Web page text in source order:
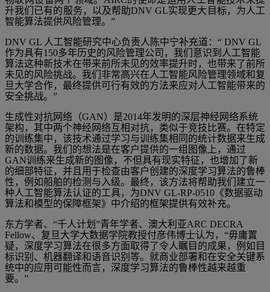
升我们已有的服务，以及帮助DNV GL实现更大目标，为人工
智能算法提供风险管理。”
DNV GL 人工智能研究中心负责人陈中宁补充道：“ DNV GL
作为具有150多年历史的风险管理公司，我们意识到人工智能
算法这种新技术在带来前所未见的效率提升时，也带来了前所
未见的风险挑战。我们非常高兴在人工智能风险管理领域和复
旦大学合作，最终提供可行有效的方法来应对人工智能带来的
安全挑战。”
生成性对抗网络（GAN）是2014年发明的深层神经网络系统
架构，其中两个神经网络互相对抗，类似于竞技比赛。在特定
的训练集中，该技术通过学习与训练集相同的统计数据来生成
新的数据。我们的想法是在客户提供的一组图像上，通过
GAN训练来生成新的图像，不但具有现实特征，也增加了新
的细部特征，并且用于检查由客户创建的深度学习算法的鲁棒
性，例如船舶的检测与入级。最终，该方法将帮助我们建立一
种人工智能算法认证的工具，为DNV GL-RP-0510《数据驱动
算法和模型的保障框架》中介绍的框架提供有效补充。
东方学者、“千人计划”青年学者、澳大利亚ARC DECRA
Fellow、复旦大学大数据学院教授付彦伟博士认为，“毋庸置
疑，深度学习算法在很多方面取得了令人瞩目的成果，例如目
标识别、机器翻译和语音识别等。就商业部署和在安全关键系
统中的应用可能性而言，深度学习算法的鲁棒性越来越重
要。”